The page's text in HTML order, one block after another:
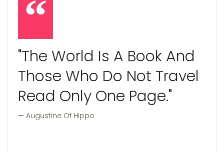
"The World Is A Book And
Those Who Do Not Travel
Read Only One Page."
Augustine Of Hippo